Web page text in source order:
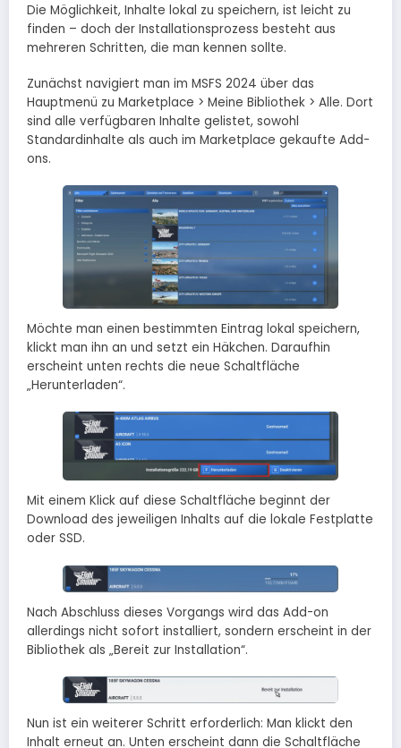
Die Möglichkeit, Inhalte lokal zu speichern, ist leicht zu
finden – doch der Installationsprozess besteht aus
mehreren Schritten, die man kennen sollte.
Zunächst navigiert man im MSFS 2024 über das
Hauptmenü zu Marketplace > Meine Bibliothek > Alle. Dort
sind alle verfügbaren Inhalte gelistet, sowohl
Standardinhalte als auch im Marketplace gekaufte Add-
ons.
Möchte man einen bestimmten Eintrag lokal speichern,
klickt man ihn an und setzt ein Häkchen. Daraufhin
erscheint unten rechts die neue Schaltfläche
„Herunterladen“.
Mit einem Klick auf diese Schaltfläche beginnt der
Download des jeweiligen Inhalts auf die lokale Festplatte
oder SSD.
Nach Abschluss dieses Vorgangs wird das Add-on
allerdings nicht sofort installiert, sondern erscheint in der
Bibliothek als „Bereit zur Installation“.
Nun ist ein weiterer Schritt erforderlich: Man klickt den
Inhalt erneut an. Unten erscheint dann die Schaltfläche